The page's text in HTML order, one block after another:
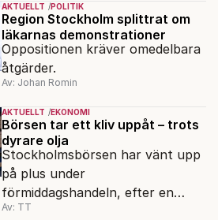
AKTUELLT POLITIK
Region Stockholm splittrat om
läkarnas demonstrationer
Oppositionen kräver omedelbara
åtgärder.
Av: Johan Romin
AKTUELLT EKONOMI
Börsen tar ett kliv uppåt – trots
dyrare olja
Stockholmsbörsen har vänt upp
på plus under
förmiddagshandeln, efter en
inledning nedåt – trots ett högre
Av: TT